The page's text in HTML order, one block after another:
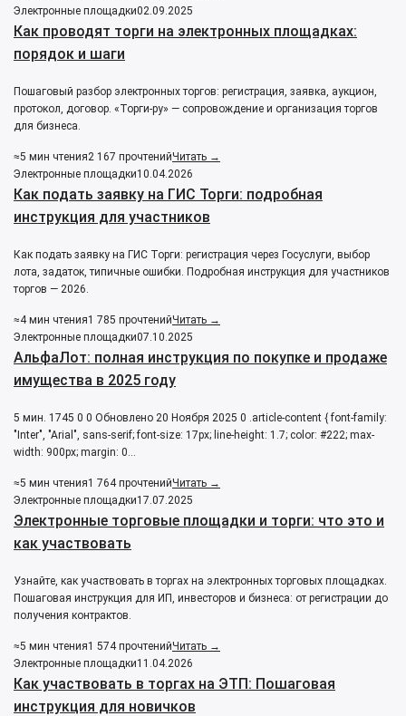
Электронные площадки02.09.2025
Как проводят торги на электронных площадках:
порядок и шаги
Пошаговый разбор электронных торгов: регистрация, заявка, аукцион,
протокол, договор. «Торги-ру» — сопровождение и организация торгов
для бизнеса.
≈5 мин чтения2 167 прочтенийЧитать →
Электронные площадки10.04.2026
Как подать заявку на ГИС Торги: подробная
инструкция для участников
Как подать заявку на ГИС Торги: регистрация через Госуслуги, выбор
лота, задаток, типичные ошибки. Подробная инструкция для участников
торгов — 2026.
≈4 мин чтения1 785 прочтенийЧитать →
Электронные площадки07.10.2025
АльфаЛот: полная инструкция по покупке и продаже
имущества в 2025 году
5 мин. 1745 0 0 Обновлено 20 Ноября 2025 0 .article-content { font-family:
"Inter", "Arial", sans-serif; font-size: 17px; line-height: 1.7; color: #222; max-
width: 900px; margin: 0…
≈5 мин чтения1 764 прочтенийЧитать →
Электронные площадки17.07.2025
Электронные торговые площадки и торги: что это и
как участвовать
Узнайте, как участвовать в торгах на электронных торговых площадках.
Пошаговая инструкция для ИП, инвесторов и бизнеса: от регистрации до
получения контрактов.
≈5 мин чтения1 574 прочтенийЧитать →
Электронные площадки11.04.2026
Как участвовать в торгах на ЭТП: Пошаговая
инструкция для новичков